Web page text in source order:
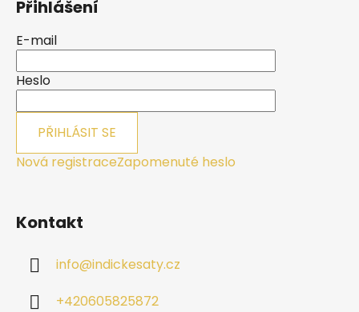
Přihlášení
E-mail
Heslo
PŘIHLÁSIT SE
Nová registraceZapomenuté heslo
Kontakt
info@indickesaty.cz
+420605825872